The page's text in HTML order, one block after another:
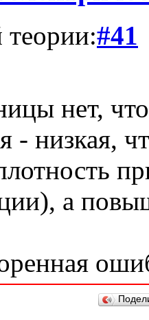
#41
нет,
- низкая,
а